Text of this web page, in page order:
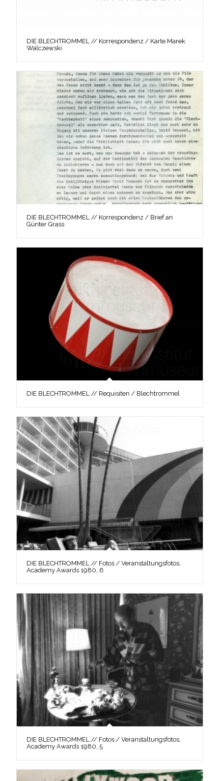
DIE BLECHTROMMEL // Korrespondenz / Karte Marek
Walczewski
DIE BLECHTROMMEL // Korrespondenz / Brief an
Günter Grass
DIE BLECHTROMMEL // Requisiten / Blechtrommel
DIE BLECHTROMMEL // Fotos / Veranstaltungsfotos,
Academy Awards 1980, 6
DIE BLECHTROMMEL // Fotos / Veranstaltungsfotos,
Academy Awards 1980, 5